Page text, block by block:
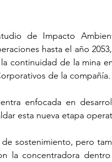
de Impacto
hasta el año
continuidad de la mina
de la compañía.
enfocada en
esta nueva etapa
sostenimiento, pero
la concentradora